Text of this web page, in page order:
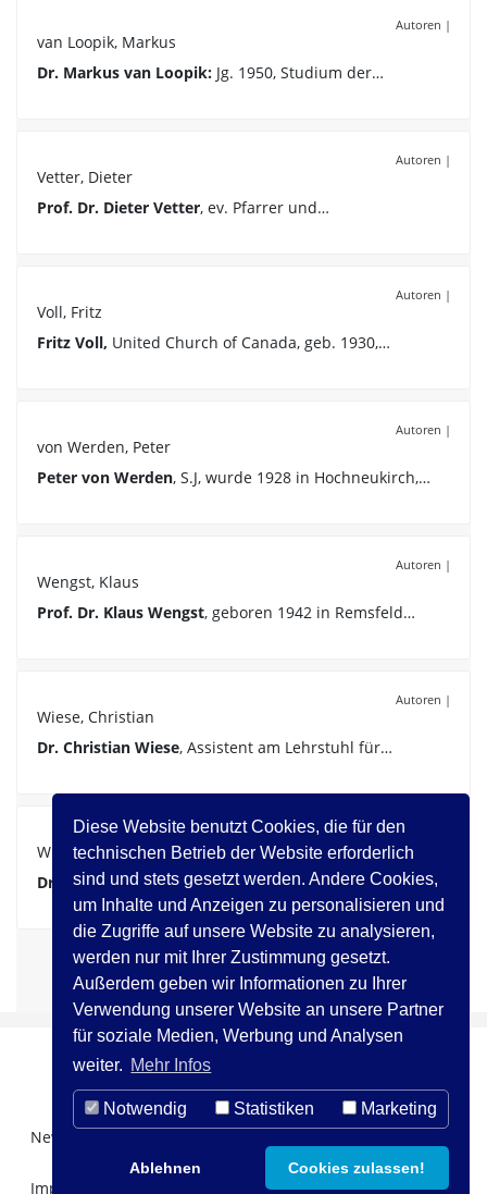
Diese Website benutzt Cookies, die für den
technischen Betrieb der Website erforderlich
sind und stets gesetzt werden. Andere Cookies,
um Inhalte und Anzeigen zu personalisieren und
die Zugriffe auf unsere Website zu analysieren,
werden nur mit Ihrer Zustimmung gesetzt.
Außerdem geben wir Informationen zu Ihrer
Verwendung unserer Website an unsere Partner
für soziale Medien, Werbung und Analysen
weiter. Mehr Infos
Notwendig Statistiken Marketing
Ablehnen Cookies zulassen!
Autoren |
van Loopik, Markus
Dr. Markus van Loopik:Jg. 1950, Studium der…
Autoren |
Vetter, Dieter
Prof. Dr. Dieter Vetter, ev. Pfarrer und…
Autoren |
Voll, Fritz
Fritz Voll, United Church of Canada, geb. 1930,…
Autoren |
von Werden, Peter
Peter von Werden, S.J, wurde 1928 in Hochneukirch,…
Autoren |
Wengst, Klaus
Prof. Dr. Klaus Wengst, geboren 1942 in Remsfeld…
Autoren |
Wiese, Christian
Dr. Christian Wiese, Assistent am Lehrstuhl für…
Autoren
Wunder, Bernhard
Dr. Bernhard Wunderist wissenschaftlicher…
«Vorherige
1 … 4 5
Newsletter Registration
Impressum